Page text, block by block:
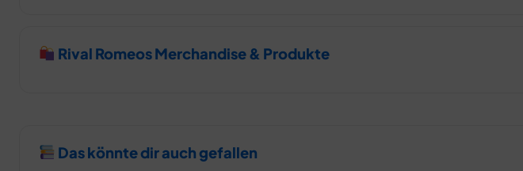
Rival Romeos Merchandise & Produkte
Das könnte dir auch gefallen